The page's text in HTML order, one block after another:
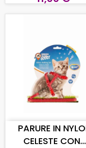
AGGIUNGI AL
PARURE IN
CELESTE CON...